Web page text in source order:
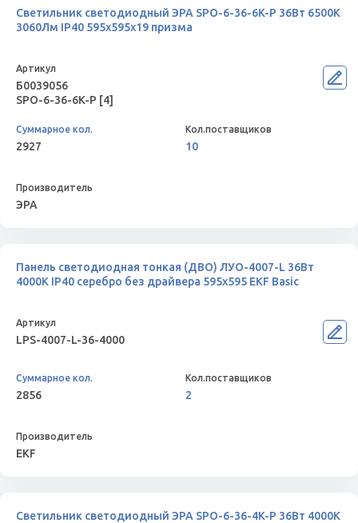
Светильник светодиодный ЭРА SPO-6-36-6K-P 36Вт 6500К
3060Лм IP40 595x595x19 призма
Б0039056
SPO-6-36-6K-P [4]
2927 10
ЭРА
Панель светодиодная тонкая (ДВО) ЛУО-4007-L 36Вт
4000К IP40 серебро без драйвера 595х595 EKF Basic
LPS-4007-L-36-4000
2856 2
EKF
Светильник светодиодный ЭРА SPO-6-36-4K-P 36Вт 4000К